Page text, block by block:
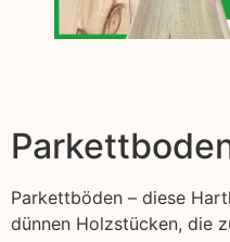
Parkettböden – diese
dünnen Holzstücken, die